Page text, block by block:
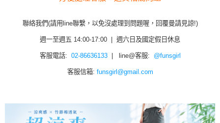
聯絡我們(請用line聯繫，以免沒處理到問題喔，回覆曼請見諒!)
週一至週五 14:00-17:00 | 週六日及國定假日休息
客服電話: 02-86636133| line@客服: @funsgirl
客服信箱: funsgirl@gmail.com